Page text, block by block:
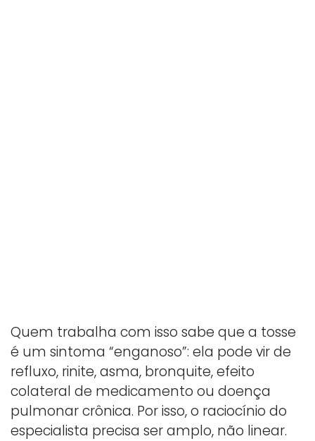
Quem trabalha com isso sabe que a tosse
é um sintoma “enganoso”: ela pode vir de
refluxo, rinite, asma, bronquite, efeito
colateral de medicamento ou doença
pulmonar crônica. Por isso, o raciocínio do
especialista precisa ser amplo, não linear.